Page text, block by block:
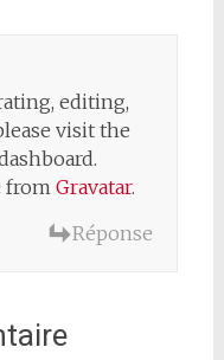
editing,
visit the
fromGravatar.
Réponse